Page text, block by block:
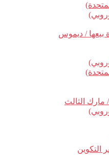
بيعها / ديموس
مارك الثالث